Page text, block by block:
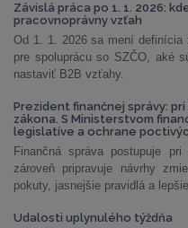
Závislá práca po 1. 1. 2026:
pracovnoprávny vzťah
Od 1. 1. 2026 sa mení
pre spoluprácu so SZČO, aké
nastaviť B2B vzťahy.
Prezident finančnej správy:
zákona. S Ministerstvom
legislatíve a ochrane
Finančná správa postupuje
zároveň pripravuje návrhy
pokuty, jasnejšie pravidlá a
Udalosti uplynulého týždňa